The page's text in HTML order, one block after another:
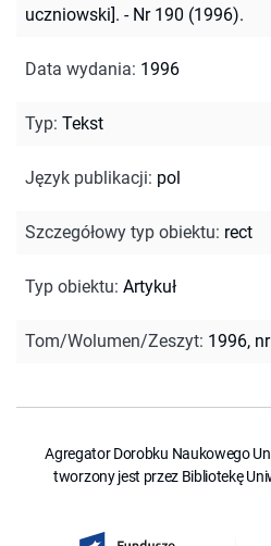
uczniowski]. - Nr 190 (1996).
Data wydania: 1996
Typ: Tekst
Język publikacji: pol
Szczegółowy typ obiektu: rect
Typ obiektu: Artykuł
Tom/Wolumen/Zeszyt: 1996,
Agregator Dorobku Naukowego
tworzony jest przez Bibliotekę